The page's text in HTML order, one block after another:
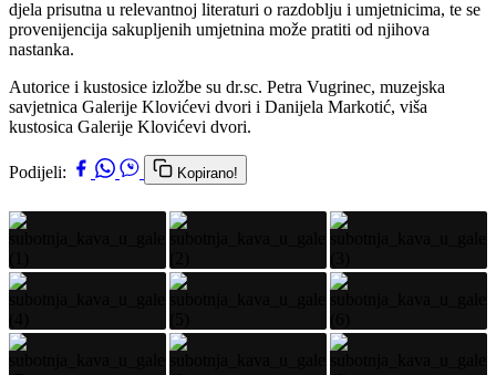
djela prisutna u relevantnoj literaturi o razdoblju i umjetnicima, te se
provenijencija sakupljenih umjetnina može pratiti od njihova
nastanka.
Autorice i kustosice izložbe su dr.sc. Petra Vugrinec, muzejska
savjetnica Galerije Klovićevi dvori i Danijela Markotić, viša
kustosica Galerije Klovićevi dvori.
Podijeli: Kopirano!